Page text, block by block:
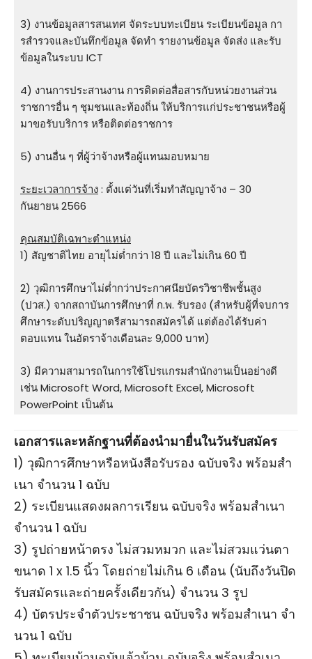
3) งานข้อมูลสารสนเทศ จัดระบบทะเบียน ระเบียนข้อมูล กา
รสํารวจและบันทึกข้อมูล จัดทํา รายงานข้อมูล จัดส่ง และรับ
ข้อมูลในระบบ ICT
4) งานการประสานงาน การติดต่อสื่อสารกับหน่วยงานส่วน
ราชการอื่น ๆ ชุมชนและท้องถิ่น ให้บริการแก่ประชาชนหรือผู้
มาขอรับบริการ หรือติดต่อราชการ
5) งานอื่น ๆ ที่ผู้ว่าจ้างหรือผู้แทนมอบหมาย
ระยะเวลาการจ้าง: ตั้งแต่วันที่เริ่มทำสัญญาจ้าง – 30
กันยายน 2566
คุณสมบัติเฉพาะตำแหน่ง
1) สัญชาติไทย อายุไม่ต่ำกว่า 18 ปี และไม่เกิน 60 ปี
2) วุฒิการศึกษาไม่ต่ำกว่าประกาศนียบัตรวิชาชีพชั้นสูง
(ปวส.) จากสถาบันการศึกษาที่ ก.พ. รับรอง (สําหรับผู้ที่จบการ
ศึกษาระดับปริญญาตรีสามารถสมัครได้ แต่ต้องได้รับค่า
ตอบแทน ในอัตราจ้างเดือนละ 9,000 บาท)
3) มีความสามารถในการใช้โปรแกรมสํานักงานเป็นอย่างดี
เช่น Microsoft Word, Microsoft Excel, Microsoft
PowerPoint เป็นต้น
เอกสารและหลักฐานที่ต้องนำมายื่นในวันรับสมัคร
1) วุฒิการศึกษาหรือหนังสือรับรอง ฉบับจริง พร้อมสํา
เนา จํานวน 1 ฉบับ
2) ระเบียนแสดงผลการเรียน ฉบับจริง พร้อมสําเนา
จํานวน 1 ฉบับ
3) รูปถ่ายหน้าตรง ไม่สวมหมวก และไม่สวมแว่นตา
ขนาด 1 x 1.5 นิ้ว โดยถ่ายไม่เกิน 6 เดือน (นับถึงวันปิด
รับสมัครและถ่ายครั้งเดียวกัน) จํานวน 3 รูป
4) บัตรประจําตัวประชาชน ฉบับจริง พร้อมสําเนา จํา
นวน 1 ฉบับ